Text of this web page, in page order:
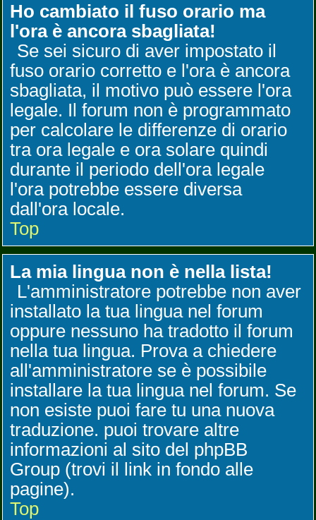
Ho cambiato il fuso orario ma
l'ora è ancora sbagliata!
Se sei sicuro di aver impostato il
fuso orario corretto e l'ora è ancora
sbagliata, il motivo può essere l'ora
legale. Il forum non è programmato
per calcolare le differenze di orario
tra ora legale e ora solare quindi
durante il periodo dell'ora legale
l'ora potrebbe essere diversa
dall'ora locale.
Top
La mia lingua non è nella lista!
L'amministratore potrebbe non aver
installato la tua lingua nel forum
oppure nessuno ha tradotto il forum
nella tua lingua. Prova a chiedere
all'amministratore se è possibile
installare la tua lingua nel forum. Se
non esiste puoi fare tu una nuova
traduzione. puoi trovare altre
informazioni al sito del phpBB
Group (trovi il link in fondo alle
pagine).
Top